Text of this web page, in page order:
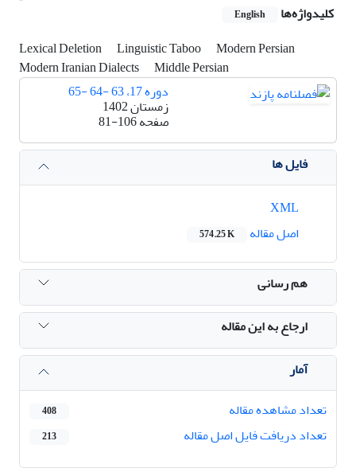
کلیدواژه‌ها
English
Lexical Deletion Linguistic Taboo
Modern Persian
Modern Iranian Dialects
Middle Persian
دوره 17، 63 -64 -65
زمستان 1402
صفحه81-106
فایل ها
اصل مقاله
574.25 K
هم رسانی
ارجاع به این مقاله
آمار
تعداد مشاهده مقاله
408
تعداد دریافت فایل اصل مقاله 213